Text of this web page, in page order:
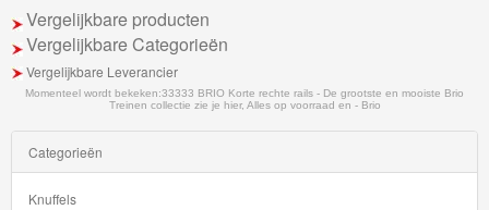
Little
Dutch
Super
Mario
Disney
Vergelijkbare producten
Vergelijkbare Categorieën
Vergelijkbare Leverancier
Momenteel wordt bekeken:33333 BRIO Korte rechte rails - De grootste en mooiste Brio
Treinen collectie zie je hier, Alles op voorraad en - Brio
Categorieën
Knuffels